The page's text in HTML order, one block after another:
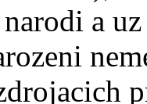
narodi a